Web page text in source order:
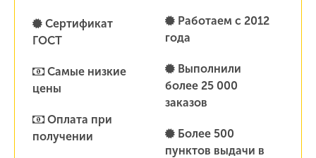
Сертификат
ГОСТ
Самые низкие
цены
Оплата при
получении
Работаем с 2012
года
Выполнили
более 25 000
заказов
Более 500
пунктов выдачи в